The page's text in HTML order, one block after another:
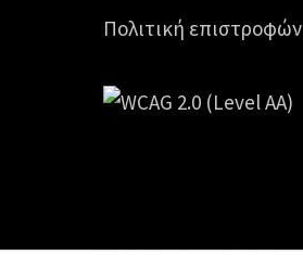
Πολιτική επιστροφών